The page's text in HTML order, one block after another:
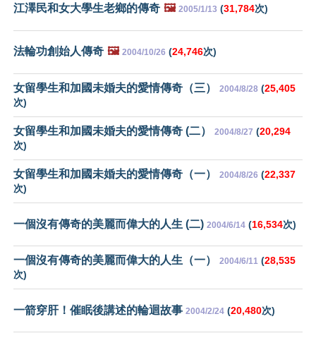
江澤民和女大學生老鄉的傳奇 🖼️ 2005/1/13 (31,784次)
法輪功創始人傳奇 🖼️ 2004/10/26 (24,746次)
女留學生和加國未婚夫的愛情傳奇（三） 2004/8/28 (25,405
次)
女留學生和加國未婚夫的愛情傳奇 (二） 2004/8/27 (20,294
次)
女留學生和加國未婚夫的愛情傳奇（一） 2004/8/26 (22,337
次)
一個沒有傳奇的美麗而偉大的人生 (二) 2004/6/14 (16,534次)
一個沒有傳奇的美麗而偉大的人生（一） 2004/6/11 (28,535
次)
一箭穿肝！催眠後講述的輪迴故事 2004/2/24 (20,480次)